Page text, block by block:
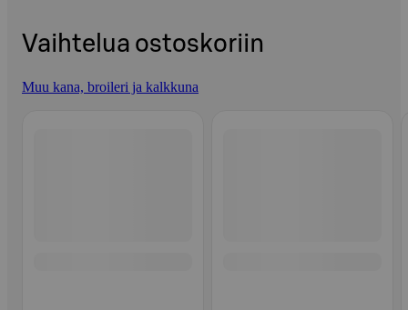
Vaihtelua ostoskoriin
Muu kana, broileri ja kalkkuna